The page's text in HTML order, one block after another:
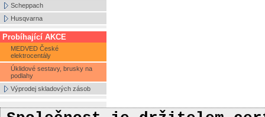
Scheppach
Husqvarna
Probíhající AKCE
MEDVED České
elektrocentály
Úklidové sestavy, brusky na
podlahy
Výprodej skladových zásob